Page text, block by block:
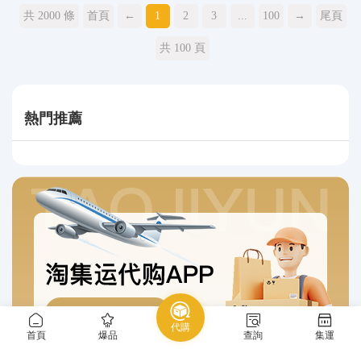
首頁 爆品
代購
查詢 集運
共 2000 條 首頁 ← 1 2 3 ... 100 → 尾頁
共 100 頁
熱門推薦